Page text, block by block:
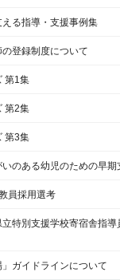
る指導・支援事例集
登録制度について
第1集
第2集
第3集
のある幼児のための早期
員採用選考
特別支援学校寄宿舎指
」ガイドラインについて